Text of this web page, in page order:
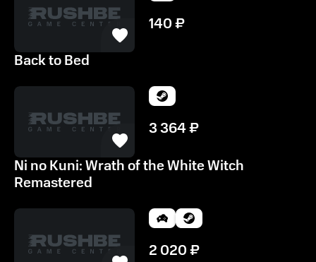
140₽
Back to Bed
3 364₽
Ni no Kuni: Wrath of the White Witch
Remastered
2 020₽